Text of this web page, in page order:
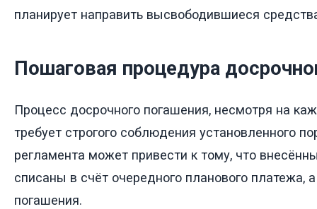
планирует направить высвободившиеся
Пошаговая процедура
Процесс досрочного погашения, несмотря на
требует строгого соблюдения установленного
регламента может привести к тому, что
списаны в счёт очередного планового платежа,
погашения.